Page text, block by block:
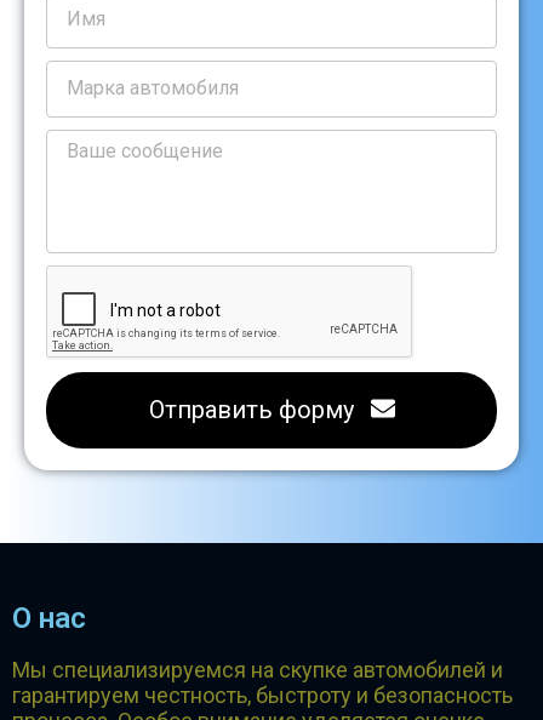
Отправить форму
О нас
Мы специализируемся на скупке автомобилей и
гарантируем честность, быстроту и безопасность